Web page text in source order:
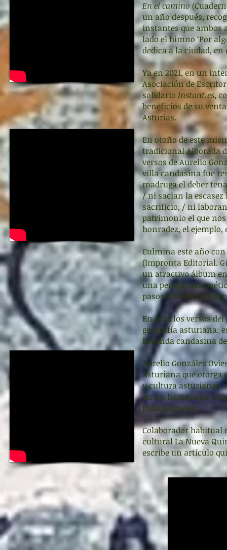
En el camino
un año después,
instantes que ambos
lado el himno ‘Por
dedica a la ciudad,
Ya en 2021, en un
Asociación de
solidario Instant.es,
beneficios de su
Asturias.
En otoño de este
tradicional Alborada
versos de Aurelio
villa candasina fue
madruga el deber
/ ni sacian la
sacrificio, / ni
patrimonio el que
honradez, el
Culmina este año
(Impronta Editorial.
un atractivo álbum en
una perspectiva
pasos difíciles que la
En 2022 los versos
geografía asturiana:
la senda candasina
Aurelio González
Asturiana que otorga
y cultura asturianas.
en los homenajes a
Humanidades.
Colaborador
cultural La Nueva
escribe un artículo